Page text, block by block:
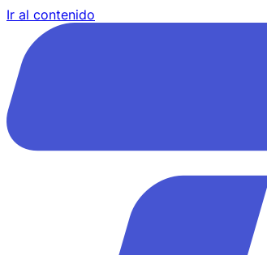
Ir al contenido